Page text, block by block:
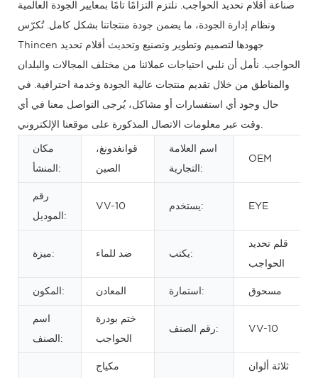
صناعة أقلام تحديد الحواجب. نلتزم التزامًا تامًا بمعايير الجودة العالمية
ونظام إدارة الجودة، ما يضمن جودة منتجاتنا بشكل كامل. تُكرّس
Thincen جهودها لتصميم وتطوير وتصنيع وتحديث أقلام تحديد
الحواجب. نأمل أن نلبي احتياجات عملائنا من مختلف المجالات والبلدان
والمناطق من خلال تقديم منتجات عالية الجودة وخدمة احترافية. في
حال وجود أي استفسارات أو مشاكل، يُرجى التواصل معنا في أي
مكان
المنشأ:
قوانغدونغ،
الصين
اسم العلامة
التجارية:
OEM
رقم
الموديل:
VV-10 يستخدم: EYE
ميزة: ضد للماء يكتب:
قلم تحديد
الحواجب
المكون: المعادن استمارة: مسحوق
اسم
الصنف:
ختم بودرة
الحواجب
رقم الصنف: VV-10
مكياج ثلاثة ألوان